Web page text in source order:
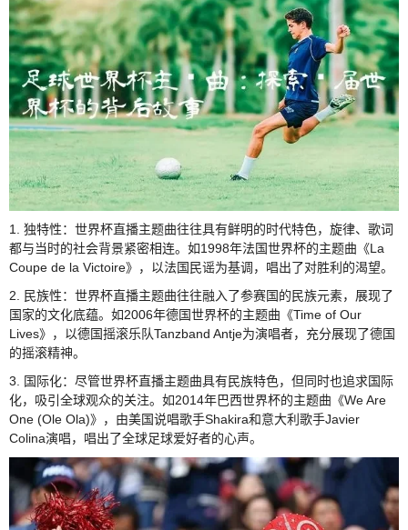
1. 独特性：世界杯直播主题曲往往具有鲜明的时代特色，旋律、歌词
都与当时的社会背景紧密相连。如1998年法国世界杯的主题曲《La
Coupe de la Victoire》，以法国民谣为基调，唱出了对胜利的渴望。
2. 民族性：世界杯直播主题曲往往融入了参赛国的民族元素，展现了
国家的文化底蕴。如2006年德国世界杯的主题曲《Time of Our
Lives》，以德国摇滚乐队Tanzband Antje为演唱者，充分展现了德国
的摇滚精神。
3. 国际化：尽管世界杯直播主题曲具有民族特色，但同时也追求国际
化，吸引全球观众的关注。如2014年巴西世界杯的主题曲《We Are
One (Ole Ola)》，由美国说唱歌手Shakira和意大利歌手Javier
Colina演唱，唱出了全球足球爱好者的心声。